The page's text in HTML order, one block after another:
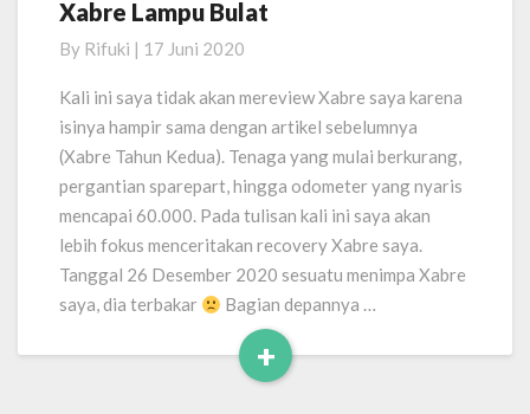
Xabre
Bulat
Xabre Lampu Bulat
By Rifuki | 17 Juni 2020
Kali ini saya tidak akan mereview Xabre saya karena
isinya hampir sama dengan artikel sebelumnya
(Xabre Tahun Kedua). Tenaga yang mulai berkurang,
pergantian sparepart, hingga odometer yang nyaris
mencapai 60.000. Pada tulisan kali ini saya akan
lebih fokus menceritakan recovery Xabre saya.
Tanggal 26 Desember 2020 sesuatu menimpa Xabre
saya, dia terbakar
Bagian depannya …
+
Read